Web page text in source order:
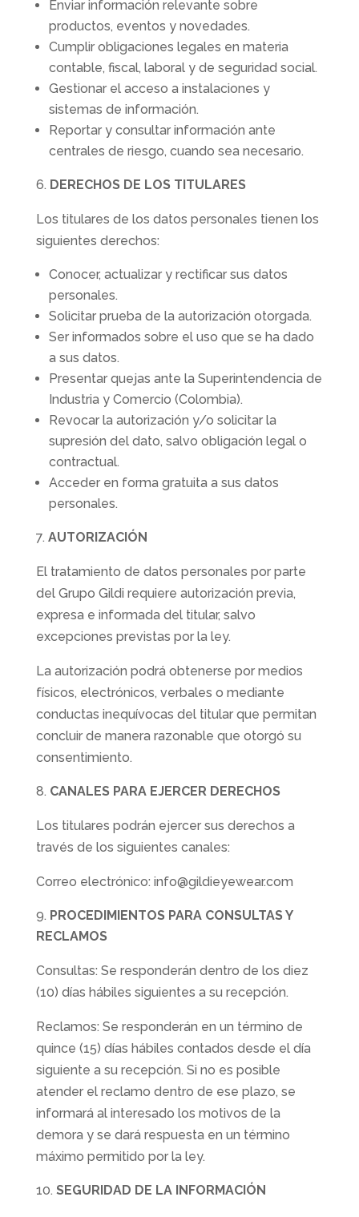
Enviar información relevante sobre
productos, eventos y novedades.
Cumplir obligaciones legales en materia
contable, fiscal, laboral y de seguridad social.
Gestionar el acceso a instalaciones y
sistemas de información.
Reportar y consultar información ante
centrales de riesgo, cuando sea necesario.
DERECHOS DE LOS TITULARES
Los titulares de los datos personales tienen los
siguientes derechos:
Conocer, actualizar y rectificar sus datos
personales.
Solicitar prueba de la autorización otorgada.
Ser informados sobre el uso que se ha dado
a sus datos.
Presentar quejas ante la Superintendencia de
Industria y Comercio (Colombia).
Revocar la autorización y/o solicitar la
supresión del dato, salvo obligación legal o
contractual.
Acceder en forma gratuita a sus datos
personales.
AUTORIZACIÓN
El tratamiento de datos personales por parte
del Grupo Gildi requiere autorización previa,
expresa e informada del titular, salvo
excepciones previstas por la ley.
La autorización podrá obtenerse por medios
físicos, electrónicos, verbales o mediante
conductas inequívocas del titular que permitan
concluir de manera razonable que otorgó su
consentimiento.
CANALES PARA EJERCER DERECHOS
Los titulares podrán ejercer sus derechos a
través de los siguientes canales:
Correo electrónico: info@gildieyewear.com
PROCEDIMIENTOS PARA CONSULTAS Y
RECLAMOS
Consultas: Se responderán dentro de los diez
(10) días hábiles siguientes a su recepción.
Reclamos: Se responderán en un término de
quince (15) días hábiles contados desde el día
siguiente a su recepción. Si no es posible
atender el reclamo dentro de ese plazo, se
informará al interesado los motivos de la
demora y se dará respuesta en un término
máximo permitido por la ley.
SEGURIDAD DE LA INFORMACIÓN